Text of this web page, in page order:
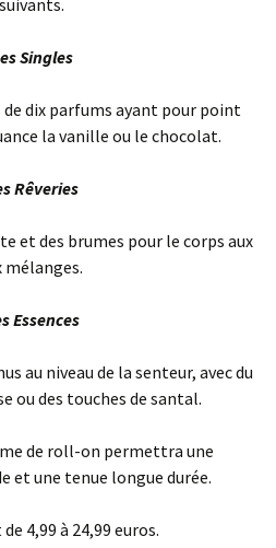
suivants.
Singles
de dix parfums ayant pour point
la vanille ou le chocolat.
Rêveries
et des brumes pour le corps aux
mélanges.
Essences
au niveau de la senteur, avec du
ou des touches de santal.
de roll-on permettra une
et une tenue longue durée.
4,99 à 24,99 euros.